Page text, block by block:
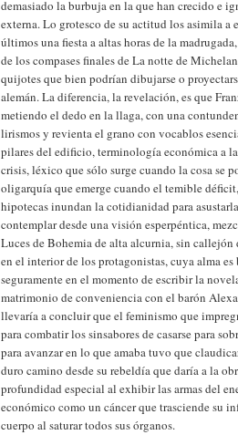
demasiado la burbuja en la que han crecido e
externa. Lo grotesco de su actitud los asimila a
últimos una fiesta a altas horas de la
de los compases finales de La notte de
quijotes que bien podrían dibujarse o
alemán. La diferencia, la revelación, es que
metiendo el dedo en la llaga, con una
lirismos y revienta el grano con vocablos
pilares del edificio, terminología económica a
crisis, léxico que sólo surge cuando la cosa se
oligarquía que emerge cuando el temible
hipotecas inundan la cotidianidad para
contemplar desde una visión esperpéntica,
Luces de Bohemia de alta alcurnia, sin
en el interior de los protagonistas, cuya alma
seguramente en el momento de escribir la
matrimonio de conveniencia con el barón
llevaría a concluir que el feminismo que
para combatir los sinsabores de casarse para
para avanzar en lo que amaba tuvo que
duro camino desde su rebeldía que daría a la
profundidad especial al exhibir las armas del
económico como un cáncer que trasciende su
cuerpo al saturar todos sus órganos.